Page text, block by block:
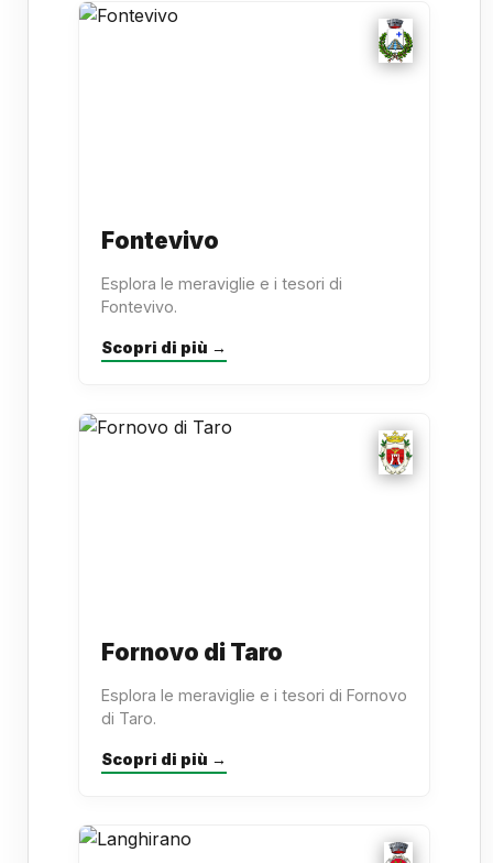
Fontevivo
Esplora le meraviglie e i tesori di
Fontevivo.
Scopri di più →
Fornovo di Taro
Esplora le meraviglie e i tesori di Fornovo
di Taro.
Scopri di più →